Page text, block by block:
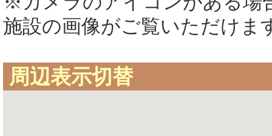
施設の画像がご覧いただけま
周辺表示切替